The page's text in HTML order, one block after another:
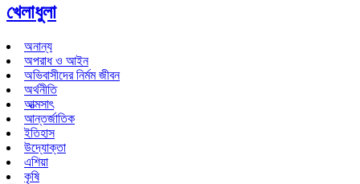
খেলাধুলা
অনান্য
অপরাধ ও আইন
অভিবাসীদের নির্মম জীবন
অর্থনীতি
আত্মসাৎ
আন্তর্জাতিক
ইতিহাস
উদ্যোক্তা
এশিয়া
কৃষি